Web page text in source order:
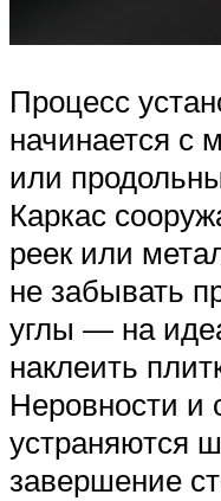
Процесс
начинается с
или
Каркас
реек или
не забывать
углы — на
наклеить
Неровности и
устраняются
завершение